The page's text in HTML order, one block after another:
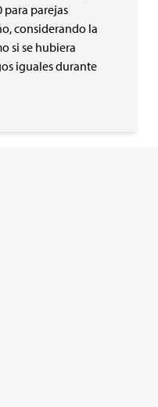
para parejas
considerando la
si se hubiera
iguales durante